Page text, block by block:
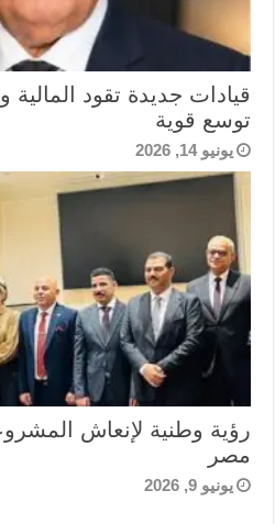
قيادات جديدة تقود المالية
توسع قوية
يونيو 14, 2026
رؤية وطنية لإنعاش
مصر
يونيو 9, 2026